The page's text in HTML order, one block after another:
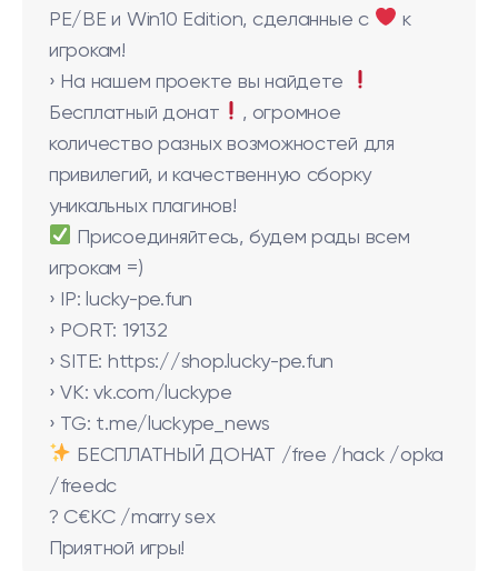
PE/BE и Win10 Edition, сделанные с
к
игрокам!
› На нашем проекте вы найдете
Бесплатный донат
, огромное
количество разных возможностей для
привилегий, и качественную сборку
уникальных плагинов!
Присоединяйтесь, будем рады всем
игрокам =)
› IP: lucky-pe.fun
› PORT: 19132
› SITE: https://shop.lucky-pe.fun
› VK: vk.com/luckype
› TG: t.me/luckype_news
БЕСПЛАТНЫЙ ДОНАТ /free /hack /opka
/freedc
? С€КС /marry sex
Приятной игры!